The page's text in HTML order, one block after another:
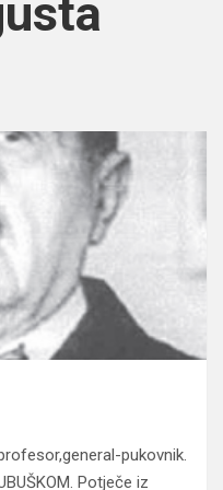
pukovnik.
Potječe iz